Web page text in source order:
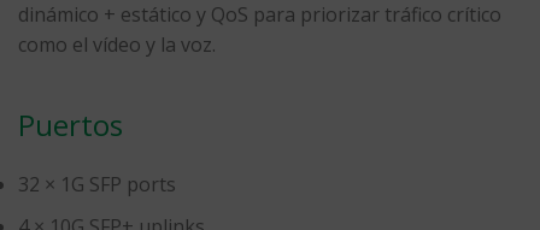
dinámico + estático y QoS para priorizar tráfico crítico
como el vídeo y la voz.
Puertos
32 × 1G SFP ports